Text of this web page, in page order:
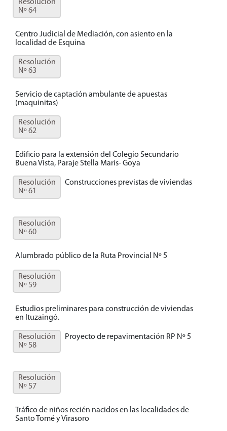
Resolución
Nº 64
Centro Judicial de Mediación, con asiento en la
localidad de Esquina
Resolución
Nº 63
Servicio de captación ambulante de apuestas
(maquinitas)
Resolución
Nº 62
Edificio para la extensión del Colegio Secundario
Buena Vista, Paraje Stella Maris- Goya
Resolución
Nº 61
Construcciones previstas de viviendas
Resolución
Nº 60
Alumbrado público de la Ruta Provincial Nº 5
Resolución
Nº 59
Estudios preliminares para construcción de viviendas
en Ituzaingó.
Resolución
Nº 58
Proyecto de repavimentación RP Nº 5
Resolución
Nº 57
Tráfico de niños recién nacidos en las localidades de
Santo Tomé y Virasoro